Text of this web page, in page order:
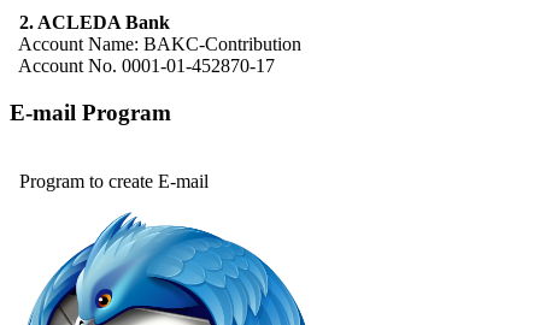
2. ACLEDA Bank
Account Name: BAKC-Contribution
Account No. 0001-01-452870-17
E-mail Program
Program to create E-mail